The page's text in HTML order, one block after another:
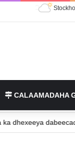
CALAAMADAHA
ka dhexeeya